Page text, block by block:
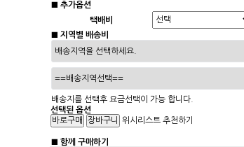
■ 추가옵션
택배비
■ 지역별 배송비
배송지를 선택후 요금선택이 가능 합니다.
선택된 옵션
위시리스트 추천하기
■ 함께 구매하기